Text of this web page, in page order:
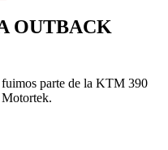
OUTBACK
fuimos parte de la KTM 390